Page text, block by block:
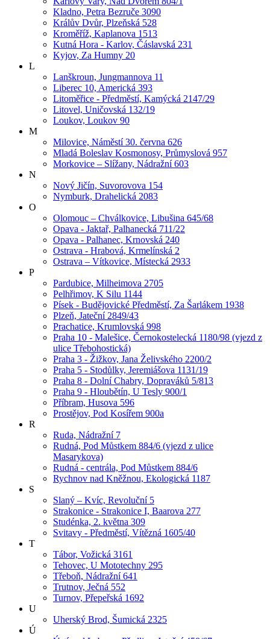
Kladno, Petra Bezruče 3090
Králův Dvůr, Plzeňská 528
Kroměříž, Kaplanova 1513
Kutná Hora - Karlov, Čáslavská 231
Kyjov, Za Humny 20
L
Lanškroun, Jungmannova 11
Liberec 10, Americká 393
Litoměřice - Předměstí, Kamýcká 2147/29
Litovel, Uničovská 132/19
Loukov, Loukov 90
M
Milovice, Náměstí 30. června 626
Mladá Boleslav Kosmonosy, Průmyslová 957
Morkovice – Slížany, Nádražní 603
N
Nový Jičín, Suvorovova 154
Nymburk, Drahelická 2083
O
Olomouc – Chválkovice, Libušina 645/68
Opava - Jaktař, Palhanecká 711/22
Opava - Palhanec, Krnovská 240
Ostrava - Hrabová, Krmelínská 2
Ostrava – Vítkovice, Místecká 2933
P
Pardubice, Milheimova 2705
Pelhřimov, K Silu 1144
Písek - Budějovické Předměstí, Za Šarlákem 1938
Plzeň, Jateční 2849/43
Prachatice, Krumlovská 998
Praha 10 - Malešice, Černokostelecká 1180/98 (vjezd z
ulice Třebohostická)
Praha 3 - Žižkov, Jana Želivského 2200/2
Praha 5 - Stodůlky, Jeremiášova 1131/19
Praha 8 - Dolní Chabry, Dopraváků 5/813
Praha 9 - Hloubětín, U Tesly 900/1
Příbram, Husova 596
Prostějov, Pod Kosířem 900a
R
Ruda, Nádražní 7
Rudná, Pod Můstkem 884/6 (vjezd z ulice
Masarykova)
Rudná - centrála, Pod Můstkem 884/6
Rychnov nad Kněžnou, Ekologická 1187
S
Slaný – Kvíc, Revoluční 5
Strakonice - Strakonice I, Baarova 277
Studénka, 2. května 309
Svitavy - Předměstí, Vítězná 1605/40
T
Tábor, Vožická 3161
Tehovec, U Mototechny 295
Třeboň, Nádražní 641
Trutnov, Ječná 552
Turnov, Přepeřská 1692
U
Uherský Brod, Šumická 2325
Ú